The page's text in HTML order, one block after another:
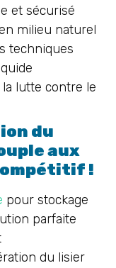
et sécurisé
milieu naturel
techniques
lutte contre le
du
aux
!
pour stockage
parfaite
du lisier